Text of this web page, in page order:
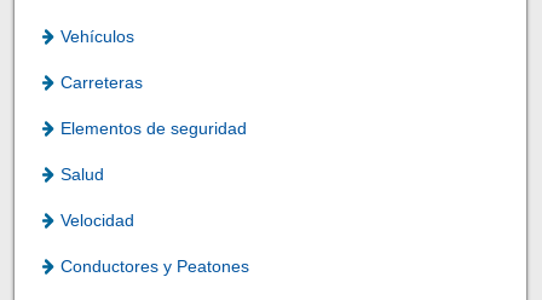
Vehículos
Carreteras
Elementos de seguridad
Salud
Velocidad
Conductores y Peatones